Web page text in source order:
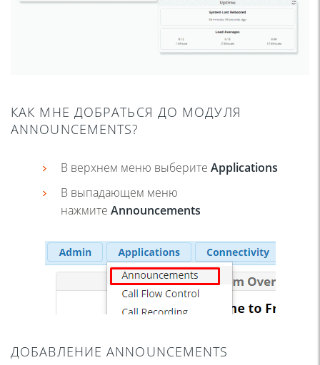
КАК МНЕ ДОБРАТЬСЯ ДО МОДУЛЯ
ANNOUNCEMENTS?
В верхнем меню выберите Applications
В выпадающем меню
нажмите Announcements
ДОБАВЛЕНИЕ ANNOUNCEMENTS